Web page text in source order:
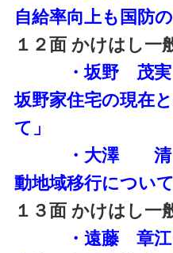
自給率向上も国防
１２面 かけはし一
・坂野 茂
坂野家住宅の現在
て」
・大澤 清 議
動地域移行について
１３面 かけはし一
・遠藤 章